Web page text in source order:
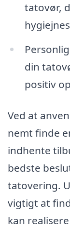
tatovør,
din
positiv
Ved at
nemt finde
indhente
bedste
tatovering.
vigtigt at
kan